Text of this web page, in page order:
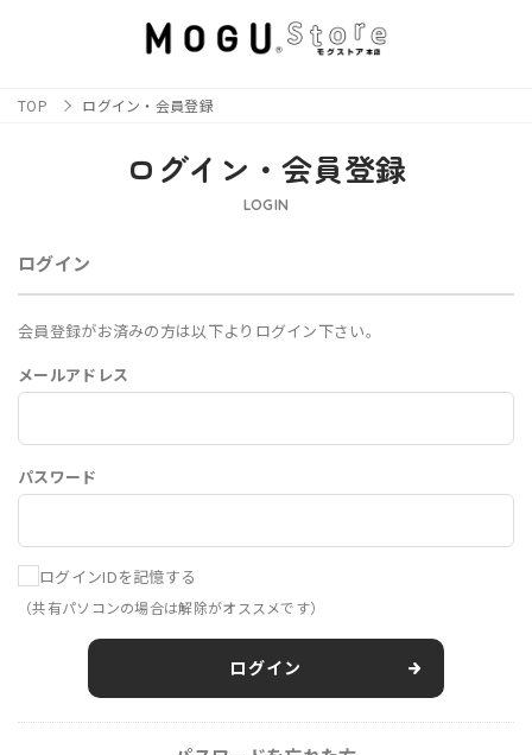
TOP ログイン・会員登録
ログイン・会員登録
LOGIN
ログイン
会員登録がお済みの方は以下よりログイン下さい。
メールアドレス
パスワード
ログインIDを記憶する
（共有パソコンの場合は解除がオススメです）
ログイン